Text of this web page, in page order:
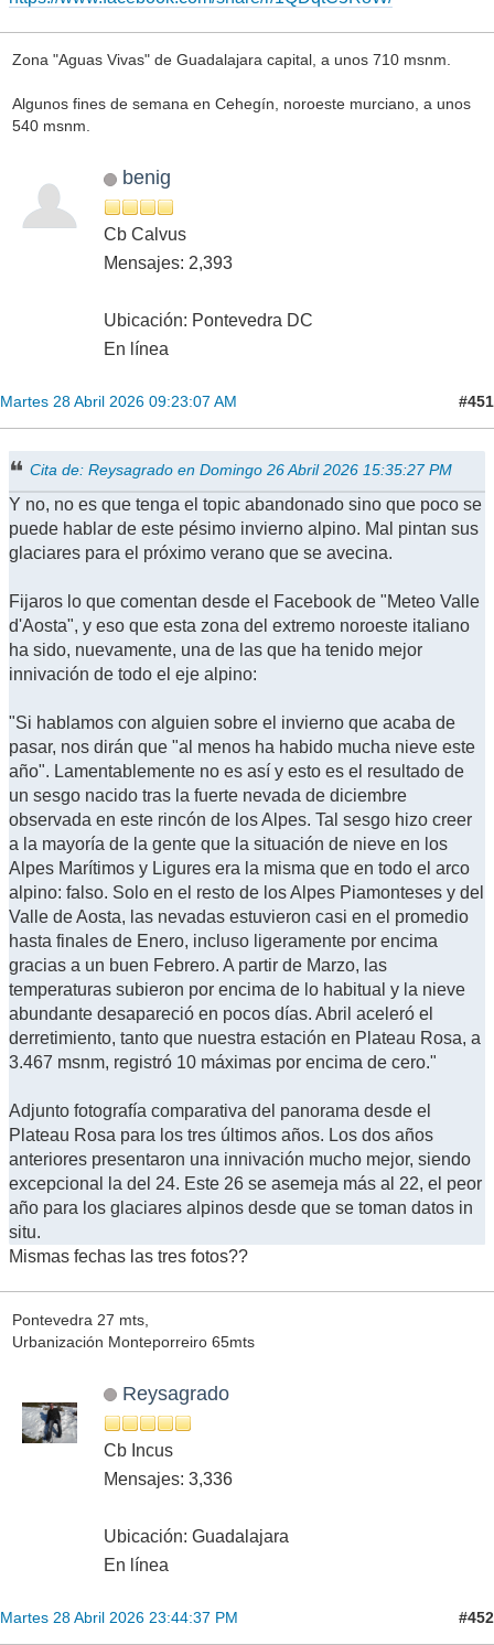
Zona "Aguas Vivas" de Guadalajara capital, a unos 710 msnm.
Algunos fines de semana en Cehegín, noroeste murciano, a unos
540 msnm.
benig
Cb Calvus
Mensajes: 2,393
Ubicación: Pontevedra DC
En línea
Martes 28 Abril 2026 09:23:07 AM #451
Cita de: Reysagrado en Domingo 26 Abril 2026 15:35:27 PM
Y no, no es que tenga el topic abandonado sino que poco se
puede hablar de este pésimo invierno alpino. Mal pintan sus
glaciares para el próximo verano que se avecina.
Fijaros lo que comentan desde el Facebook de "Meteo Valle
d'Aosta", y eso que esta zona del extremo noroeste italiano
ha sido, nuevamente, una de las que ha tenido mejor
innivación de todo el eje alpino:
"Si hablamos con alguien sobre el invierno que acaba de
pasar, nos dirán que "al menos ha habido mucha nieve este
año". Lamentablemente no es así y esto es el resultado de
un sesgo nacido tras la fuerte nevada de diciembre
observada en este rincón de los Alpes. Tal sesgo hizo creer
a la mayoría de la gente que la situación de nieve en los
Alpes Marítimos y Ligures era la misma que en todo el arco
alpino: falso. Solo en el resto de los Alpes Piamonteses y del
Valle de Aosta, las nevadas estuvieron casi en el promedio
hasta finales de Enero, incluso ligeramente por encima
gracias a un buen Febrero. A partir de Marzo, las
temperaturas subieron por encima de lo habitual y la nieve
abundante desapareció en pocos días. Abril aceleró el
derretimiento, tanto que nuestra estación en Plateau Rosa, a
3.467 msnm, registró 10 máximas por encima de cero."
Adjunto fotografía comparativa del panorama desde el
Plateau Rosa para los tres últimos años. Los dos años
anteriores presentaron una innivación mucho mejor, siendo
excepcional la del 24. Este 26 se asemeja más al 22, el peor
año para los glaciares alpinos desde que se toman datos in
situ.
Mismas fechas las tres fotos??
Pontevedra 27 mts,
Urbanización Monteporreiro 65mts
Reysagrado
Cb Incus
Mensajes: 3,336
Ubicación: Guadalajara
En línea
Martes 28 Abril 2026 23:44:37 PM #452